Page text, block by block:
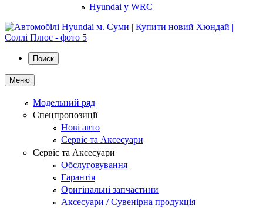
Hyundai у WRC
Поиск
Меню
Модельний ряд
Спецпропозиції
Нові авто
Сервіс та Аксесуари
Сервіс та Аксесуари
Обслуговування
Гарантія
Оригінальні запчастини
Аксесуари / Сувенірна продукція